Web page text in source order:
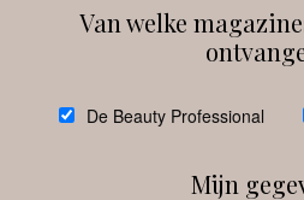
Van welke
De Beauty Professional
Mijn